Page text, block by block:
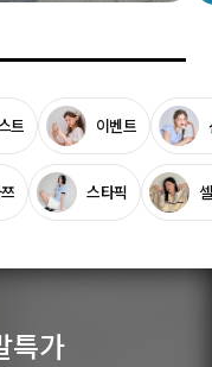
트 이벤트
스타픽
특가